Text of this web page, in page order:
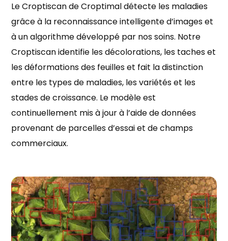
Le Croptiscan de Croptimal détecte les maladies
grâce à la reconnaissance intelligente d’images et
à un algorithme développé par nos soins. Notre
Croptiscan identifie les décolorations, les taches et
les déformations des feuilles et fait la distinction
entre les types de maladies, les variétés et les
stades de croissance. Le modèle est
continuellement mis à jour à l’aide de données
provenant de parcelles d’essai et de champs
commerciaux.